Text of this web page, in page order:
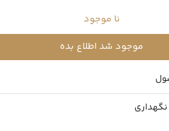
نا موجود
موجود شد اطلاع بده